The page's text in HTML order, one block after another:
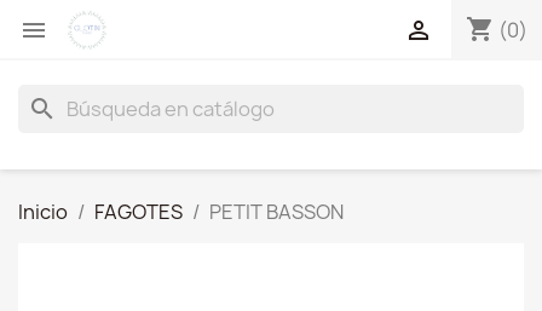
 shopping_cart (0)

search
Inicio FAGOTES PETIT BASSON